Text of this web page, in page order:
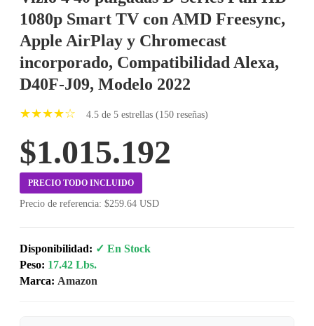
1080p Smart TV con AMD Freesync,
Apple AirPlay y Chromecast
incorporado, Compatibilidad Alexa,
D40F-J09, Modelo 2022
★★★★☆ 4.5 de 5 estrellas (150 reseñas)
$1.015.192
PRECIO TODO INCLUIDO
Precio de referencia: $259.64 USD
Disponibilidad: ✓ En Stock
Peso: 17.42 Lbs.
Marca: Amazon